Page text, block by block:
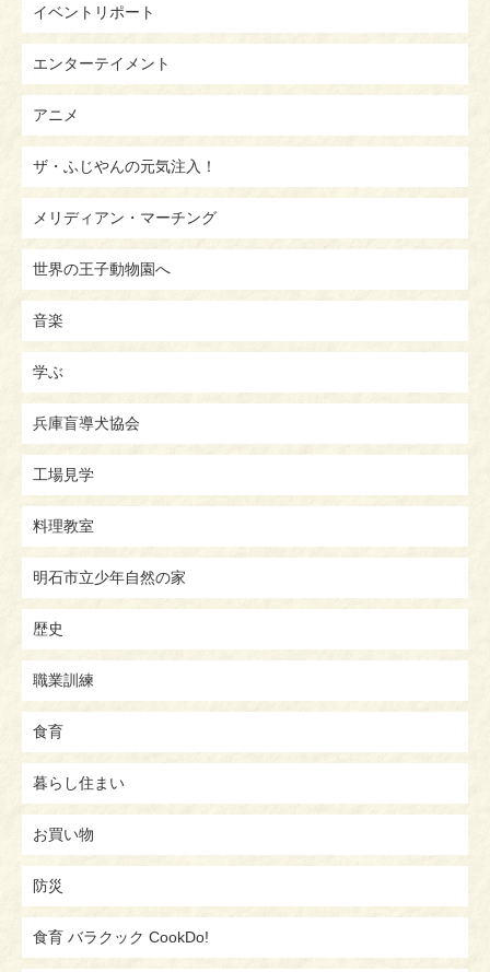
イベントリポート
エンターテイメント
アニメ
ザ・ふじやんの元気注入！
メリディアン・マーチング
世界の王子動物園へ
音楽
学ぶ
兵庫盲導犬協会
工場見学
料理教室
明石市立少年自然の家
歴史
職業訓練
食育
暮らし住まい
お買い物
防災
食育 バラクック CookDo!